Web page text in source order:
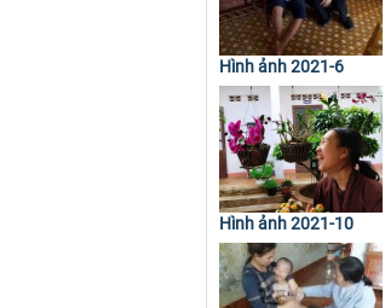
Hình ảnh 2021-6
Hình ảnh 2021-10